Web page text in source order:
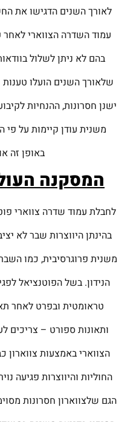
לאורך השנים הדגישו את
עמוד השדרה הצווארי
שלאורך השנים הועלו טענות
ישנן חסרונות, ההנחיות
משנית עודן קיימות על פי
באופן זה או
המסקנה
לחבלת עמוד שדרה צווארי
בהינתן היווצרות שבר לא
משנית פרוגרסיבית, כמו
הנידון. בשל הפוטנציאל
טראומטית ובפרט לאחר
ותאונות ספורט – צריכים
הצווארי באמצעות
החוליות והיווצרות פגיעה
הגם שלצווארון חסרונות